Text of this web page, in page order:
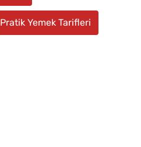
Pratik Yemek Tarifleri